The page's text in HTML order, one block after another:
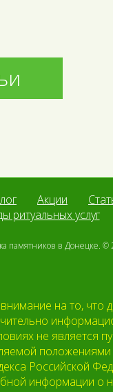
Акции
ритуальных услуг
памятников в Донецке. ©
на то, что
не является
положениями
Российской
информации о